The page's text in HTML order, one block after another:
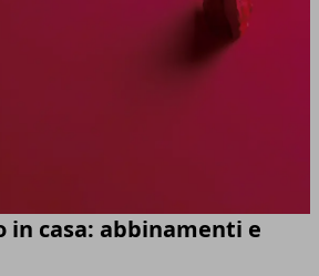
in casa: abbinamenti e